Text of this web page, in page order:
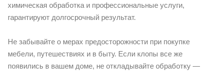
химическая обработка и профессиональные услуги,
гарантируют долгосрочный результат.
Не забывайте о мерах предосторожности при покупке
мебели, путешествиях и в быту. Если клопы все же
появились в вашем доме, не откладывайте обработку —